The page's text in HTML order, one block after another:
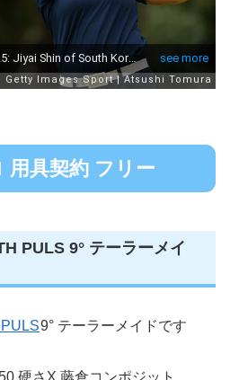
用具契約 フリー
PULS 9° テーラーメイ
9° テーラーメイドです
硬さX 藤倉コンポジット